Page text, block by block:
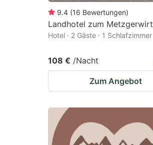
9.4 (16 Bewertungen)
Landhotel zum Metzgerwirt
Hotel · 2 Gäste · 1 Schlafzimmer
108 € /Nacht
Zum Angebot